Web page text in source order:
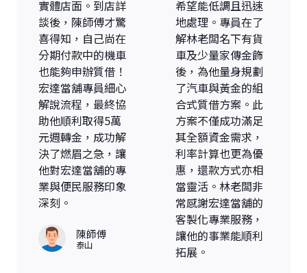
實體店面。到店詳
談後，陳師傅才驚
喜得知，自己尚在
分期付款中的機車
也能夠申辦質借！
宏達當舖專員細心
解說流程，最終協
助他順利取得5萬
元週轉金，成功解
決了燃眉之急，讓
他對宏達當舖的專
業與便民服務印象
深刻。
陳師傅
泰山
希望能低調且迅速
地處理。專員在了
解林老闆名下有貨
車及少量家傳金飾
後，為他量身規劃
了汽車與黃金的組
合式質借方案。此
方案不僅成功滿足
其全額資金需求，
利率計算也更為優
惠，還款方式亦相
當靈活。林老闆非
常感謝宏達當舖的
客製化專業服務，
讓他的事業能順利
拓展。